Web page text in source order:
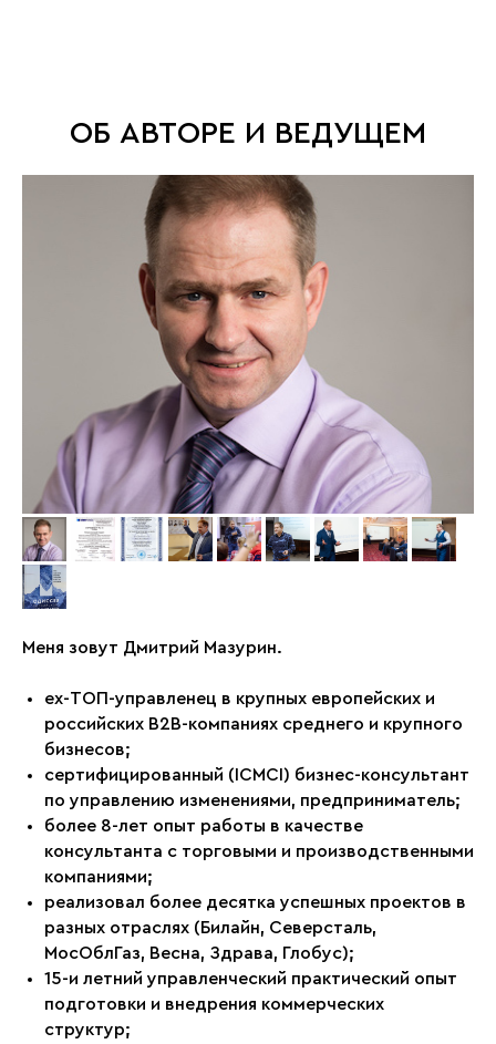
ОБ АВТОРЕ И ВЕДУЩЕМ
Меня зовут Дмитрий Мазурин.
ex-ТОП-управленец в крупных европейских и
российских В2В-компаниях среднего и крупного
бизнесов;
сертифицированный (ICMCI) бизнес-консультант
по управлению изменениями, предприниматель;
более 8-лет опыт работы в качестве
консультанта с торговыми и производственными
компаниями;
реализовал более десятка успешных проектов в
разных отраслях (Билайн, Северсталь,
МосОблГаз, Весна, Здрава, Глобус);
15-и летний управленческий практический опыт
подготовки и внедрения коммерческих
структур;